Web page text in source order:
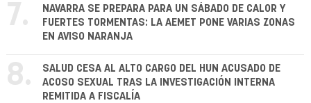
7.
NAVARRA SE PREPARA PARA UN SÁBADO DE CALOR Y
FUERTES TORMENTAS: LA AEMET PONE VARIAS ZONAS
EN AVISO NARANJA
8.
SALUD CESA AL ALTO CARGO DEL HUN ACUSADO DE
ACOSO SEXUAL TRAS LA INVESTIGACIÓN INTERNA
REMITIDA A FISCALÍA